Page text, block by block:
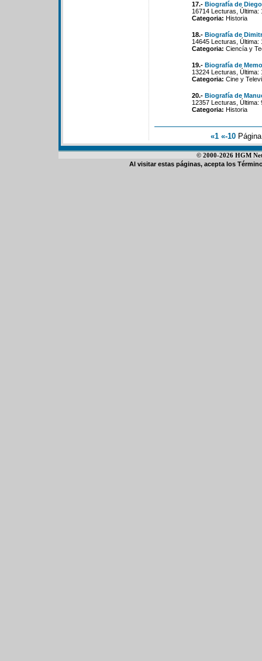
17.- Biografía de
16714 Lecturas,
Categoria: Historia
18.- Biografía de
14645 Lecturas,
Categoria: Ciencía y
19.- Biografía de
13224 Lecturas,
Categoria: Cine y
20.- Biografía de
12357 Lecturas,
Categoria: Historia
«1 «-10
© 2000-2026 HGM
Al visitar estas páginas, acepta los